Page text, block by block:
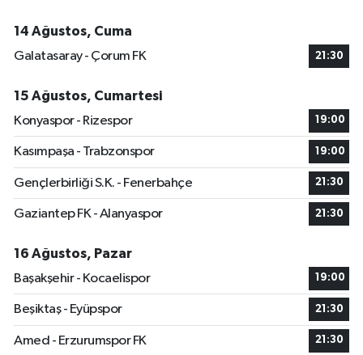
14 Ağustos, Cuma
Galatasaray - Çorum FK
21:30
15 Ağustos, Cumartesi
Konyaspor - Rizespor
19:00
Kasımpaşa - Trabzonspor 19:00
Gençlerbirliği S.K. - Fenerbahçe 21:30
Gaziantep FK - Alanyaspor 21:30
16 Ağustos, Pazar
Başakşehir - Kocaelispor
19:00
Beşiktaş - Eyüpspor 21:30
Amed - Erzurumspor FK 21:30